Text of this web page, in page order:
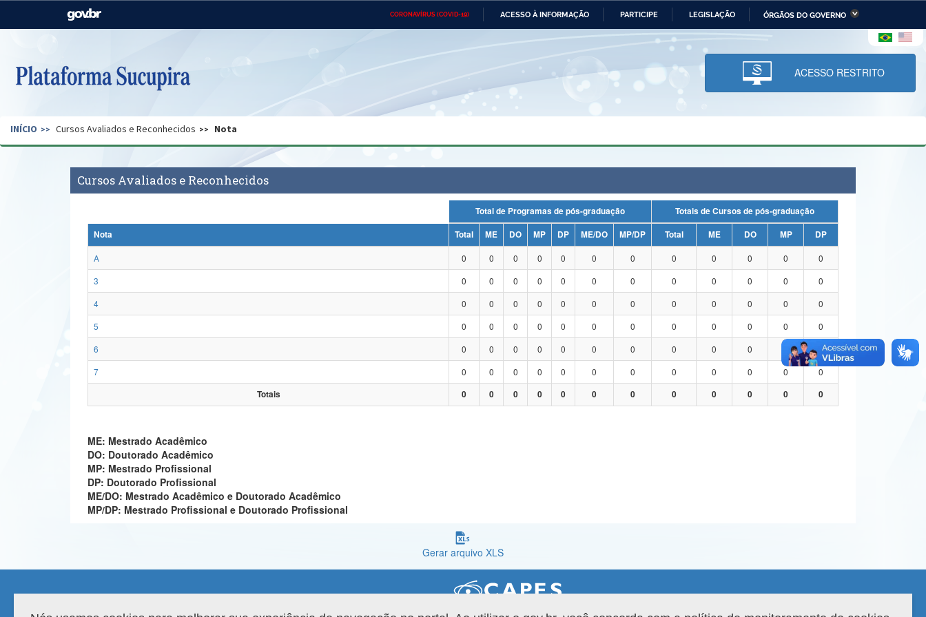
CORONAVÍRUS (COVID-19) ACESSO À INFORMAÇÃO PARTICIPE LEGISLAÇÃO ÓRGÃOS DO GOVERNO
Casa Civil Ministério das Relações Ministério da Economia Ministério da Infraestrutura
Pecuária e Abastecimento
Ministério da Ciência,
Tecnologia, Inovações e
Comunicações
Ministério do Desenvolvimento
Regional e dos Direitos Humanos
Secretaria de Governo Gabinete de Segurança Advocacia-Geral da União Banco Central do Brasil Planalto
ACESSO RESTRITO
INÍCIO Cursos Avaliados e Reconhecidos Nota
Cursos Avaliados e Reconhecidos
Total de Programas de pós-graduação
Totais de Cursos de pós-graduação
Nota
Total ME DO MP DP ME/DO MP/DP Total ME DO MP
DP
A
0 0 0 0 0 0 0 0 0 0 0
0
3
0 0 0 0 0 0 0 0 0 0 0
0
4
0 0 0 0 0 0 0 0 0 0 0
0
5
0 0 0 0 0 0 0 0 0 0 0
0
6
0 0 0 0 0 0 0 0 0 0
0
7
0 0 0 0 0 0 0 0 0 0 0
0
Totais
0 0 0 0 0 0 0 0 0 0 0 0
ME: Mestrado Acadêmico
DO: Doutorado Acadêmico
MP: Mestrado Profissional
DP: Doutorado Profissional
ME/DO: Mestrado Acadêmico e Doutorado Acadêmico
MP/DP: Mestrado Profissional e Doutorado Profissional
Gerar arquivo XLS